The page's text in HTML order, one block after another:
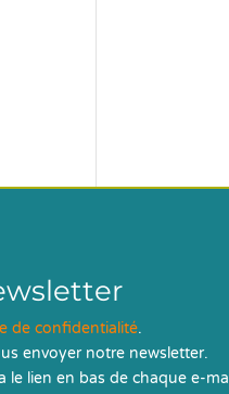
de confidentialité.
envoyer notre newsletter.
le lien en bas de chaque e-